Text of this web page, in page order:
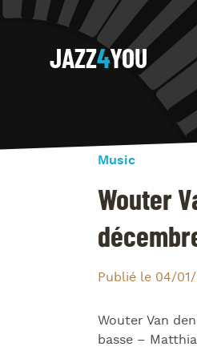
JAZZ4YOU
Music
Wouter
Publié le 04/
Wouter Van
basse –